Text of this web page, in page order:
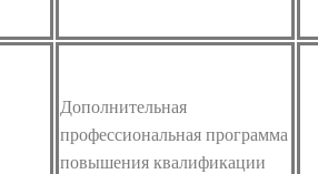
Дополнительная
профессиональная программа
повышения квалификации